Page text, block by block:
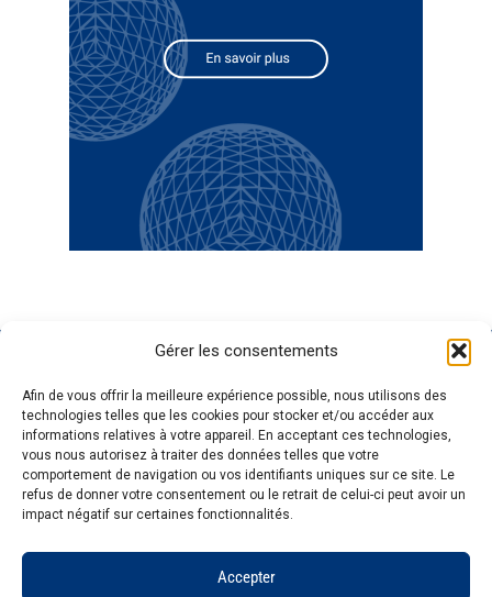
Gérer les consentements
Afin de vous offrir la meilleure expérience possible, nous utilisons des
technologies telles que les cookies pour stocker et/ou accéder aux
informations relatives à votre appareil. En acceptant ces technologies,
vous nous autorisez à traiter des données telles que votre
comportement de navigation ou vos identifiants uniques sur ce site. Le
refus de donner votre consentement ou le retrait de celui-ci peut avoir un
impact négatif sur certaines fonctionnalités.
Accepter
Carrière
Actualités
L'entreprise
Qualité et
certifications
technologique
GENOSCREEN
Corporate
Services et
produits
Expertise
Caractérisation
et traçage des
microorganismes
Analyse des
communautés
PRODUITS
Séquençage
Génotypage
Expression de